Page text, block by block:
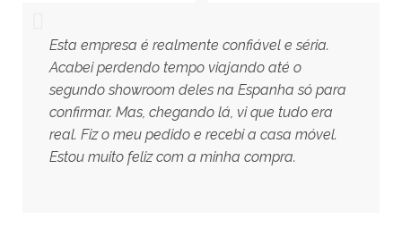
Esta empresa é realmente confiável e séria.
Acabei perdendo tempo viajando até o
segundo showroom deles na Espanha só para
confirmar. Mas, chegando lá, vi que tudo era
real. Fiz o meu pedido e recebi a casa móvel.
Estou muito feliz com a minha compra.